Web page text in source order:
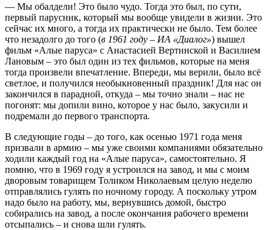
— Мы обалдели! Это было чудо. Тогда это был, по сути,
первый парусник, который мы вообще увидели в жизни. Это
сейчас их много, а тогда их практически не было. Тем более
что незадолго до того (в 1961 году – ИА «Диалог») вышел
фильм «Алые паруса» с Анастасией Вертинской и Василием
Лановым – это был один из тех фильмов, которые на меня
тогда произвели впечатление. Впереди, мы верили, было всё
светлое, и получился необыкновенный праздник! Для нас он
закончился в парадной, откуда – мы точно знали – нас не
погонят: мы допили вино, которое у нас было, закусили и
подремали до первого транспорта.
В следующие годы – до того, как осенью 1971 года меня
призвали в армию – мы уже своими компаниями обязательно
ходили каждый год на «Алые паруса», самостоятельно. Я
помню, что в 1969 году я устроился на завод, и мы с моим
дворовым товарищем Толиком Николаевым целую неделю
отправлялись гулять по ночному городу. А поскольку утром
надо было на работу, мы, вернувшись домой, быстро
собирались на завод, а после окончания рабочего времени
отсыпались – и снова шли гулять.